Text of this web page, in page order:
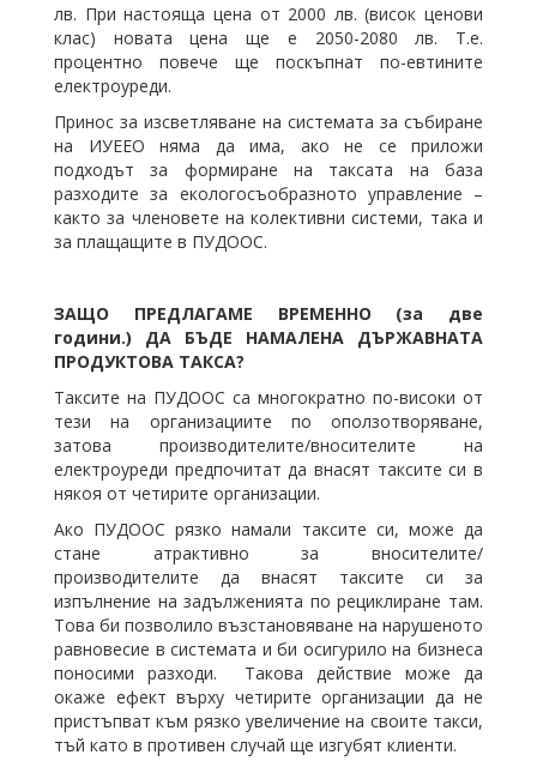
лв. При настояща цена от 2000 лв. (висок ценови
клас) новата цена ще е 2050-2080 лв. Т.е.
процентно повече ще поскъпнат по-евтините
електроуреди.
Принос за изсветляване на системата за събиране
на ИУЕЕО няма да има, ако не се приложи
подходът за формиране на таксата на база
разходите за екологосъобразното управление –
както за членовете на колективни системи, така и
за плащащите в ПУДООС.
ЗАЩО ПРЕДЛАГАМЕ ВРЕМЕННО (за две
години.) ДА БЪДЕ НАМАЛЕНА ДЪРЖАВНАТА
ПРОДУКТОВА ТАКСА?
Таксите на ПУДООС са многократно по-високи от
тези на организациите по оползотворяване,
затова производителите/вносителите на
електроуреди предпочитат да внасят таксите си в
някоя от четирите организации.
Ако ПУДООС рязко намали таксите си, може да
стане атрактивно за вносителите/
производителите да внасят таксите си за
изпълнение на задълженията по рециклиране там.
Това би позволило възстановяване на нарушеното
равновесие в системата и би осигурило на бизнеса
поносими разходи. Такова действие може да
окаже ефект върху четирите организации да не
пристъпват към рязко увеличение на своите такси,
тъй като в противен случай ще изгубят клиенти.